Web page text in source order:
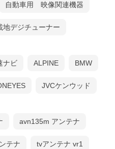
自動車用 映像関連機器
地デジチューナー
ナビ ALPINE BMW
JVCケンウッド
avn135m アンテナ
テナ tvアンテナ vr1